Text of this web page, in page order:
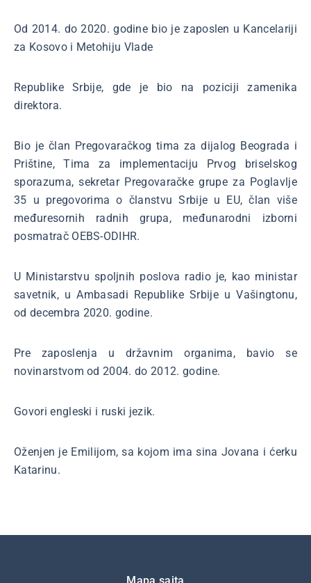
Od 2014. do 2020. godine bio je zaposlen u Kancelariji
za Kosovo i Metohiju Vlade
Republike Srbije, gde je bio na poziciji zamenika
direktora.
Bio je član Pregovaračkog tima za dijalog Beograda i
Prištine, Tima za implementaciju Prvog briselskog
sporazuma, sekretar Pregovaračke grupe za Poglavlje
35 u pregovorima o članstvu Srbije u EU, član više
međuresornih radnih grupa, međunarodni izborni
posmatrač OEBS-ODIHR.
U Ministarstvu spoljnih poslova radio je, kao ministar
savetnik, u Ambasadi Republike Srbije u Vašingtonu,
od decembra 2020. godine.
Pre zaposlenja u državnim organima, bavio se
novinarstvom od 2004. do 2012. godine.
Govori engleski i ruski jezik.
Oženjen je Emilijom, sa kojom ima sina Jovana i ćerku
Katarinu.
Mapa sajta